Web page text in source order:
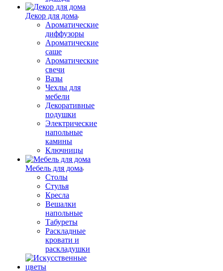
Декор для дома
Ароматические
диффузоры
Ароматические
саше
Ароматические
свечи
Вазы
Чехлы для
мебели
Декоративные
подушки
Электрические
напольные
камины
Ключницы
Мебель для дома
Столы
Стулья
Кресла
Вешалки
напольные
Табуреты
Раскладные
кровати и
раскладушки